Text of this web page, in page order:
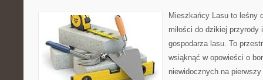
Mieszkańcy Lasu to leśny
miłości do dzikiej przyrody
gospodarza lasu. To
wsiąknąć w opowieści o
niewidocznych na